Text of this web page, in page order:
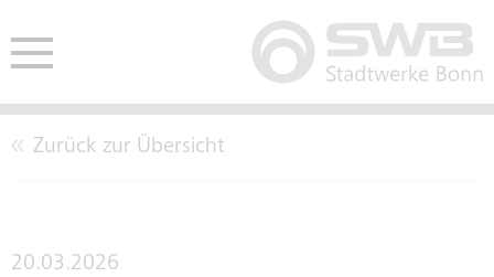
Zurück zur Übersicht
20.03.2026